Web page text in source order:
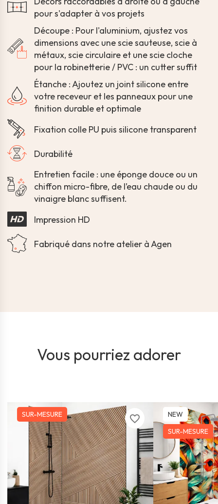
pour s'adapter à vos projets
Découpe : Pour l'aluminium, ajustez vos
dimensions avec une scie sauteuse, scie à
métaux, scie circulaire et une scie cloche
pour la robinetterie / PVC : un cutter suffit
Étanche : Ajoutez un joint silicone entre
votre receveur et les panneaux pour une
finition durable et optimale
Fixation colle PU puis silicone transparent
Durabilité
Entretien facile : une éponge douce ou un
chiffon micro-fibre, de l’eau chaude ou du
vinaigre blanc suffisent.
Impression HD
Fabriqué dans notre atelier à Agen
Vous pourriez adorer
favorite_border
SUR-MESURE
NEW
SUR-MESURE